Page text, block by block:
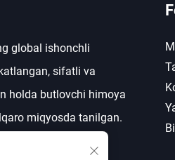
global ishonchli
sifatli va
holda butlovchi himoya
miqyosda tanilgan.